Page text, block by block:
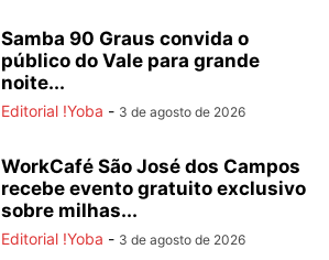
Samba 90 Graus convida o
público do Vale para grande
noite...
Editorial !Yoba - 3 de agosto de 2026
WorkCafé São José dos Campos
recebe evento gratuito exclusivo
sobre milhas...
Editorial !Yoba - 3 de agosto de 2026